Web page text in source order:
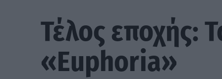
Τέλος εποχής:
«Euphoria»